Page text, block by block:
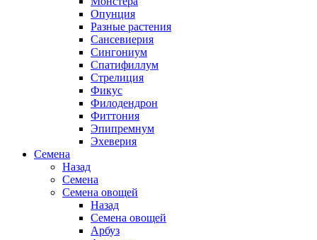
Опунция
Разные растения
Сансевиерия
Сингониум
Спатифиллум
Стрелиция
Фикус
Филодендрон
Фиттония
Эпипремнум
Эхеверия
Семена
Назад
Семена
Семена овощей
Назад
Семена овощей
Арбуз